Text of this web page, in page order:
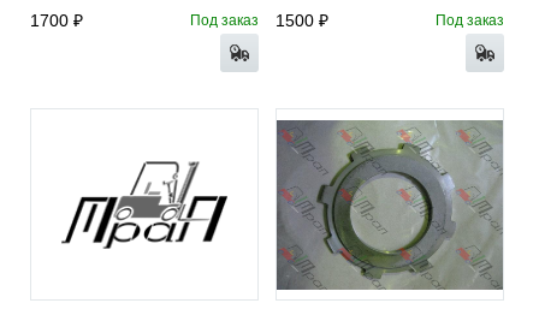
1700 Под заказ 1500 Под заказ